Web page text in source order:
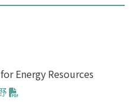
Energy Resources